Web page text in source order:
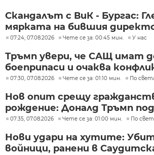
Скандалът с ВиК - Бургас:
мярката на бившия
07:24, 07.08.2026 Чете се за: 00:45 мин. У нас
Тръмп увери, че САЩ имат
боеприпаси и очаква
07:30, 07.08.2026 Чете се за: 01:10 мин. По
Нов опит срещу
рождение: Доналд Тръмп
07:35, 07.08.2026 Чете се за: 01:00 мин. По
Нови удари на хутите:
войници, ранени в